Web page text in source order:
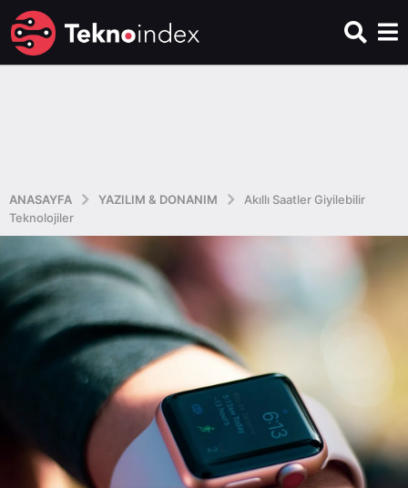
ANASAYFA YAZILIM & DONANIM
Akıllı Saatler Giyilebilir
Teknolojiler